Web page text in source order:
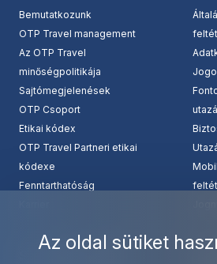
Az oldal sütiket
Bemutatkozunk
OTP Travel management
Az OTP Travel
minőségpolitikája
Sajtómegjelenések
OTP Csoport
Etikai kódex
OTP Travel Partneri etikai
kódexe
Fenntarthatóság